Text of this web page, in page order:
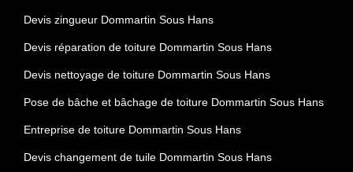
Devis zingueur Dommartin Sous Hans
Devis réparation de toiture Dommartin Sous Hans
Devis nettoyage de toiture Dommartin Sous Hans
Pose de bâche et bâchage de toiture Dommartin Sous Hans
Entreprise de toiture Dommartin Sous Hans
Devis changement de tuile Dommartin Sous Hans